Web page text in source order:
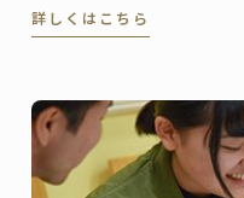
をご検討中の方は、早
詳しくはこちら